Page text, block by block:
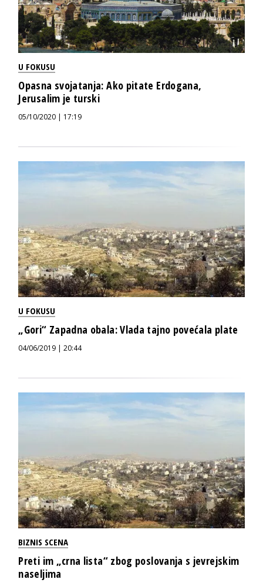
U FOKUSU
Opasna svojatanja: Ako pitate Erdogana,
Jerusalim je turski
05/10/2020 | 17:19
U FOKUSU
„Gori“ Zapadna obala: Vlada tajno povećala plate
04/06/2019 | 20:44
BIZNIS SCENA
Preti im „crna lista“ zbog poslovanja s jevrejskim
naseljima